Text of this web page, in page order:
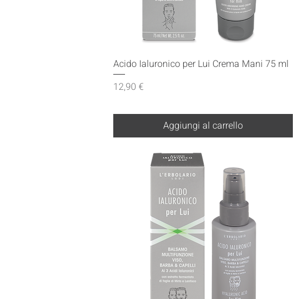
Vista rapida
Acido Ialuronico per Lui Crema Mani 75 ml
Prezzo
12,90 €
Aggiungi al carrello